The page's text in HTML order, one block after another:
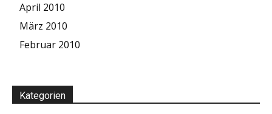
April 2010
März 2010
Februar 2010
Kategorien